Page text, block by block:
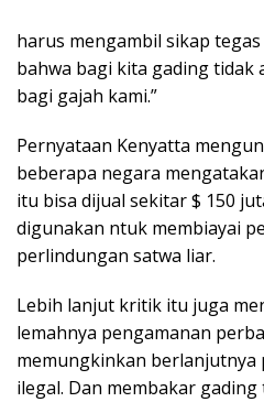
harus mengambil sikap
bahwa bagi kita gading tidak
bagi gajah kami.”
Pernyataan Kenyatta
beberapa negara
itu bisa dijual sekitar $ 150
digunakan ntuk membiayai
perlindungan satwa liar.
Lebih lanjut kritik itu juga
lemahnya pengamanan
memungkinkan berlanjutnya
ilegal. Dan membakar